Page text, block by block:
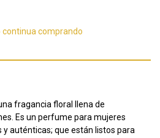
continua comprando
fragancia floral llena de
Es un perfume para mujeres
auténticas; que están listos para